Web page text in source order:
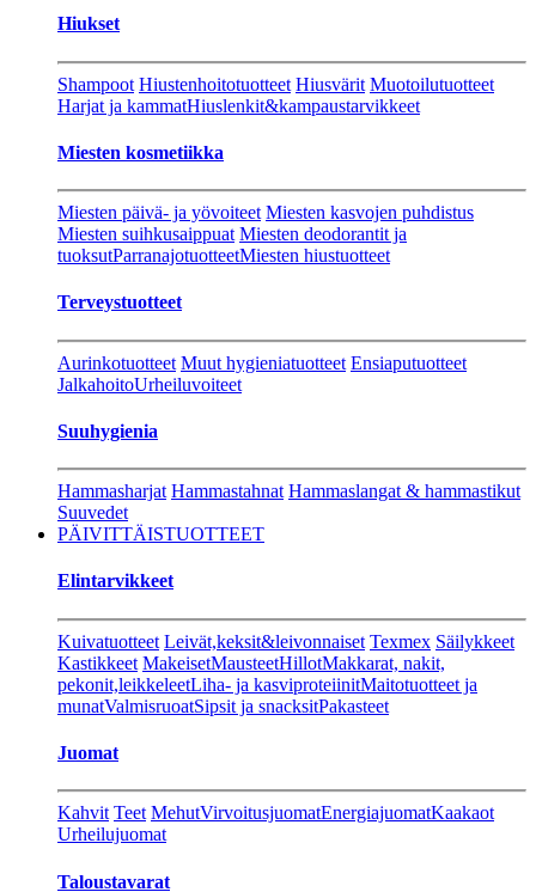
Hiukset
Shampoot Hiustenhoitotuotteet Hiusvärit Muotoilutuotteet
Harjat ja kammatHiuslenkit&kampaustarvikkeet
Miesten kosmetiikka
Miesten päivä- ja yövoiteet Miesten kasvojen puhdistus
Miesten suihkusaippuat Miesten deodorantit ja
tuoksutParranajotuotteetMiesten hiustuotteet
Terveystuotteet
Aurinkotuotteet Muut hygieniatuotteet Ensiaputuotteet
JalkahoitoUrheiluvoiteet
Suuhygienia
Hammasharjat Hammastahnat Hammaslangat & hammastikut
Suuvedet
PÄIVITTÄISTUOTTEET
Elintarvikkeet
Kuivatuotteet Leivät,keksit&leivonnaiset Texmex Säilykkeet
Kastikkeet MakeisetMausteetHillotMakkarat, nakit,
pekonit,leikkeleetLiha- ja kasviproteiinitMaitotuotteet ja
munatValmisruoatSipsit ja snacksitPakasteet
Juomat
Kahvit Teet MehutVirvoitusjuomatEnergiajuomatKaakaot
Urheilujuomat
Taloustavarat